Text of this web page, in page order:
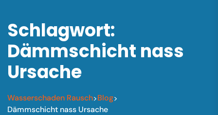
Schlagwort:
Dämmschicht nass
Ursache
Wasserschaden Rausch>Blog>
Dämmschicht nass Ursache